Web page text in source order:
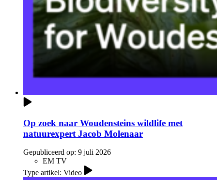
Op zoek naar Woudensteins wildlife met
natuurexpert Jacob Molenaar
Gepubliceerd op: 9 juli 2026
EM TV
Type artikel: Video